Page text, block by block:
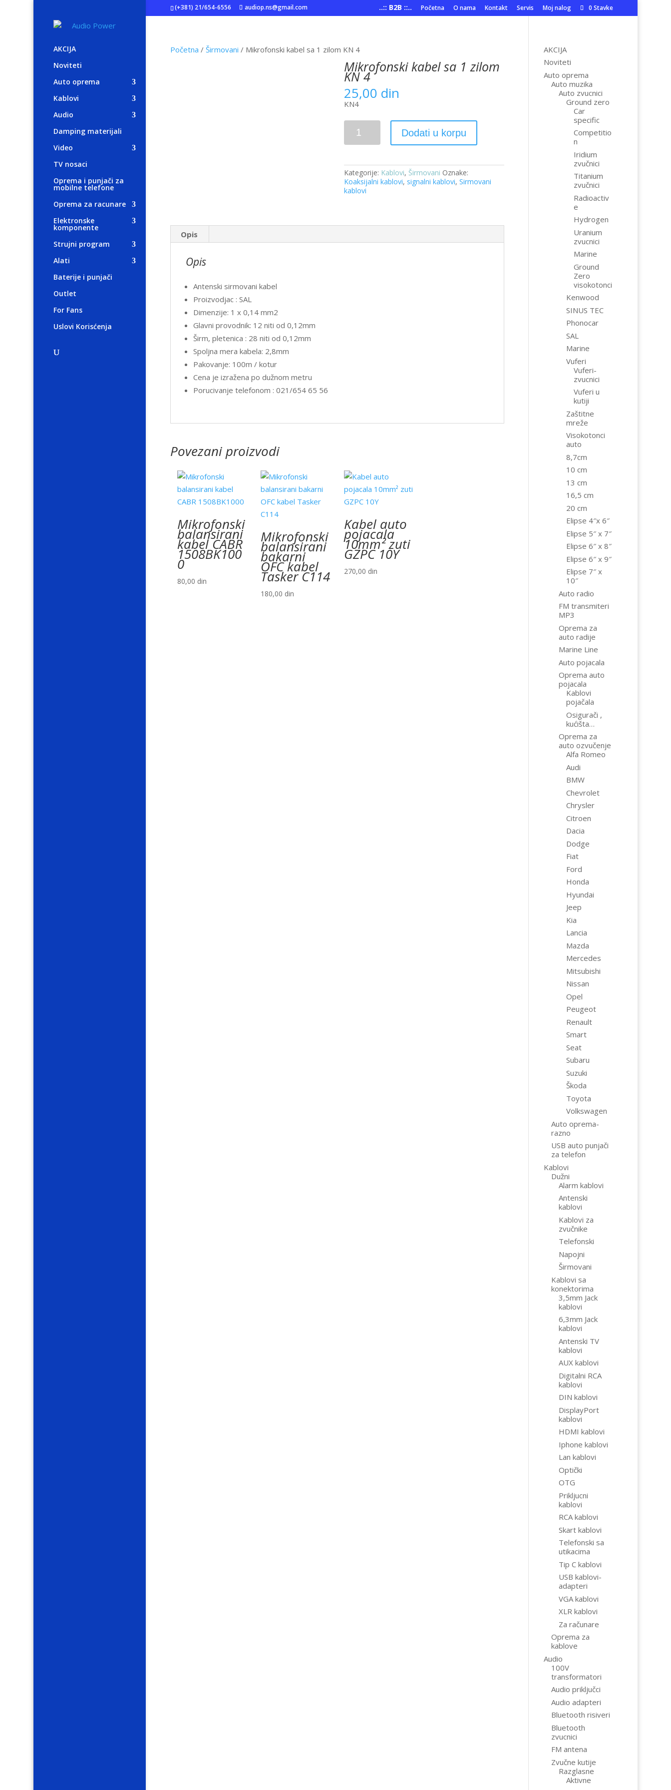
(+381) 21/654-6556 audiop.ns@gmail.com ..:: B2B ::.. Početna O nama Kontakt Servis Moj nalog 0 Stavke
AKCIJA
Noviteti
Auto oprema
Kablovi
Audio
Damping materijali
Video
TV nosaci
Oprema i punjači za
mobilne telefone
Oprema za racunare
Elektronske
komponente
Strujni program
Alati
Baterije i punjači
Outlet
For Fans
Uslovi Korisćenja
Početna /Širmovani / Mikrofonski kabel sa 1 zilom KN 4
Mikrofonski kabel sa 1 zilom
KN 4
25,00 din
KN4
Mikrofonski
kabel
sa
KN
4
količina
Dodati u korpu
Kategorije: Kablovi, Širmovani Oznake:
Koaksijalni kablovi, signalni kablovi,Sirmovani
kablovi
Opis
Opis
Antenski sirmovani kabel
Proizvodjac : SAL
Dimenzije: 1 x 0,14 mm2
Glavni provodnik: 12 niti od 0,12mm
Širm, pletenica : 28 niti od 0,12mm
Spoljna mera kabela: 2,8mm
Pakovanje: 100m / kotur
Cena je izražena po dužnom metru
Porucivanje telefonom : 021/654 65 56
Povezani proizvodi
Mikrofonski
balansirani
kabel CABR
1508BK100
0
80,00 din
Mikrofonski
balansirani
bakarni
OFC kabel
Tasker C114
180,00 din
Kabel auto
pojacala
10mm² zuti
GZPC 10Y
270,00 din
AKCIJA
Noviteti
Auto oprema
Auto muzika
Auto zvucnici
Ground zero
Car
specific
Competitio
n
Iridium
zvučnici
Titanium
zvučnici
Radioactiv
e
Hydrogen
Uranium
zvucnici
Marine
Ground
Zero
visokotonci
Kenwood
SINUS TEC
Phonocar
SAL
Marine
Vuferi
Vuferi-
zvucnici
Vuferi u
kutiji
Zaštitne
mreže
Visokotonci
auto
8,7cm
10 cm
13 cm
16,5 cm
20 cm
Elipse 4″x 6″
Elipse 5″ x 7″
Elipse 6″ x 8″
Elipse 6″ x 9″
Elipse 7″ x
10″
Auto radio
FM transmiteri
MP3
Oprema za
auto radije
Marine Line
Auto pojacala
Oprema auto
pojacala
Kablovi
pojačala
Osigurači ,
kućišta…
Oprema za
auto ozvučenje
Alfa Romeo
Audi
BMW
Chevrolet
Chrysler
Citroen
Dacia
Dodge
Fiat
Ford
Honda
Hyundai
Jeep
Kia
Lancia
Mazda
Mercedes
Mitsubishi
Nissan
Opel
Peugeot
Renault
Smart
Seat
Subaru
Suzuki
Škoda
Toyota
Volkswagen
Auto oprema-
razno
USB auto punjači
za telefon
Kablovi
Dužni
Alarm kablovi
Antenski
kablovi
Kablovi za
zvučnike
Telefonski
Napojni
Širmovani
Kablovi sa
konektorima
3,5mm Jack
kablovi
6,3mm Jack
kablovi
Antenski TV
kablovi
AUX kablovi
Digitalni RCA
kablovi
DIN kablovi
DisplayPort
kablovi
HDMI kablovi
Iphone kablovi
Lan kablovi
Optički
OTG
Prikljucni
kablovi
RCA kablovi
Skart kablovi
Telefonski sa
utikacima
Tip C kablovi
USB kablovi-
adapteri
VGA kablovi
XLR kablovi
Za računare
Oprema za
kablove
Audio
100V
transformatori
Audio priključci
Audio adapteri
Bluetooth risiveri
Bluetooth
zvucnici
FM antena
Zvučne kutije
Razglasne
Aktivne